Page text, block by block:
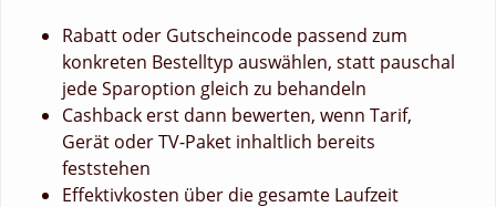
Rabatt oder Gutscheincode passend zum
konkreten Bestelltyp auswählen, statt pauschal
jede Sparoption gleich zu behandeln
Cashback erst dann bewerten, wenn Tarif,
Gerät oder TV-Paket inhaltlich bereits
feststehen
Effektivkosten über die gesamte Laufzeit